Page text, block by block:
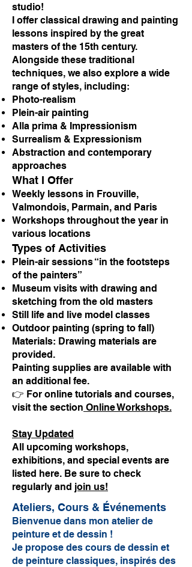
studio!
I offer classical drawing and painting
lessons inspired by the great
masters of the 15th century.
Alongside these traditional
techniques, we also explore a wide
range of styles, including:
Photo-realism
Plein-air painting
Alla prima & Impressionism
Surrealism & Expressionism
Abstraction and contemporary
approaches
What I Offer
Weekly lessons in Frouville,
Valmondois, Parmain, and Paris
Workshops throughout the year in
various locations
Types of Activities
Plein-air sessions “in the footsteps
of the painters”
Museum visits with drawing and
sketching from the old masters
Still life and live model classes
Outdoor painting (spring to fall)
Materials: Drawing materials are
provided.
Painting supplies are available with
an additional fee.
👉 For online tutorials and courses,
visit the section Online Workshops.
Stay Updated
All upcoming workshops,
exhibitions, and special events are
listed here. Be sure to check
regularly and join us!
Ateliers, Cours & Événements
Bienvenue dans mon atelier de
peinture et de dessin !
Je propose des cours de dessin et
de peinture classiques, inspirés des